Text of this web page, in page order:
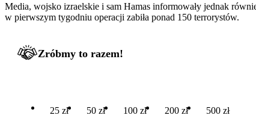
Media, wojsko izraelskie i sam Hamas informowały jednak
w pierwszym tygodniu operacji zabiła ponad 150 terrorystów.
Zróbmy to razem!
25 zł 50 zł 100 zł 200 zł 500 zł